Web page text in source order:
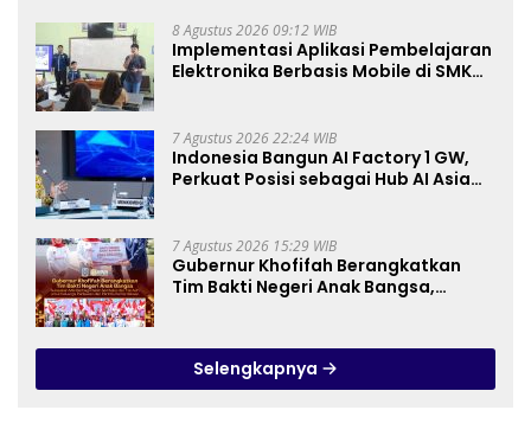
8 Agustus 2026 09:12 WIB
Implementasi Aplikasi Pembelajaran
Elektronika Berbasis Mobile di SMK
Pembelajaran
7 Agustus 2026 22:24 WIB
Indonesia Bangun AI Factory 1 GW,
Perkuat Posisi sebagai Hub AI Asia
7 Agustus 2026 15:29 WIB
Gubernur Khofifah Berangkatkan
Tim Bakti Negeri Anak Bangsa,
Kemerdekaan
Selengkapnya